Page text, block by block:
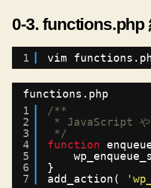
0-3. functions.php
1 vim
functions.php
1
2
3
4
5
6
7
/**
* JavaScript や
*/
function
}
add_action(